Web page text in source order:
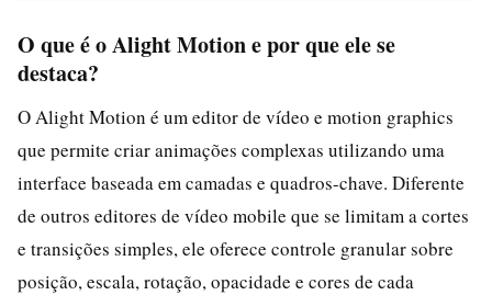
O que é o Alight Motion e por que ele se
destaca?
O Alight Motion é um editor de vídeo e motion graphics
que permite criar animações complexas utilizando uma
interface baseada em camadas e quadros-chave. Diferente
de outros editores de vídeo mobile que se limitam a cortes
e transições simples, ele oferece controle granular sobre
posição, escala, rotação, opacidade e cores de cada